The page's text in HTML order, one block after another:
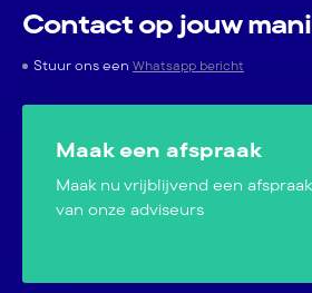
Contact op jouw
Stuur ons een Whatsapp bericht
Maak een afspraak
Maak nu vrijblijvend een
van onze adviseurs